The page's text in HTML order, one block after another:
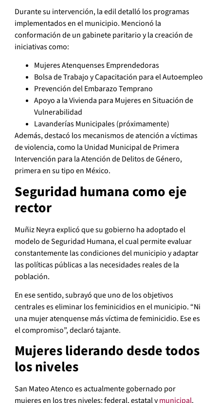
Durante su intervención, la edil detalló los programas
implementados en el municipio. Mencionó la
conformación de un gabinete paritario y la creación de
iniciativas como:
Mujeres Atenquenses Emprendedoras
Bolsa de Trabajo y Capacitación para el Autoempleo
Prevención del Embarazo Temprano
Apoyo a la Vivienda para Mujeres en Situación de
Vulnerabilidad
Lavanderías Municipales (próximamente)
Además, destacó los mecanismos de atención a víctimas
de violencia, como la Unidad Municipal de Primera
Intervención para la Atención de Delitos de Género,
primera en su tipo en México.
Seguridad humana como eje
rector
Muñiz Neyra explicó que su gobierno ha adoptado el
modelo de Seguridad Humana, el cual permite evaluar
constantemente las condiciones del municipio y adaptar
las políticas públicas a las necesidades reales de la
población.
En ese sentido, subrayó que uno de los objetivos
centrales es eliminar los feminicidios en el municipio. “Ni
una mujer atenquense más víctima de feminicidio. Ese es
el compromiso”, declaró tajante.
Mujeres liderando desde todos
los niveles
San Mateo Atenco es actualmente gobernado por
mujeres en los tres niveles: federal, estatal ymunicipal.